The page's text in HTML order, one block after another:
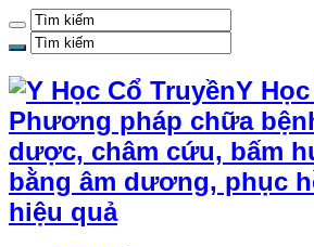
Y
Phương pháp chữa
dược, châm cứu, bấm
bằng âm dương, phục
hiệu quả